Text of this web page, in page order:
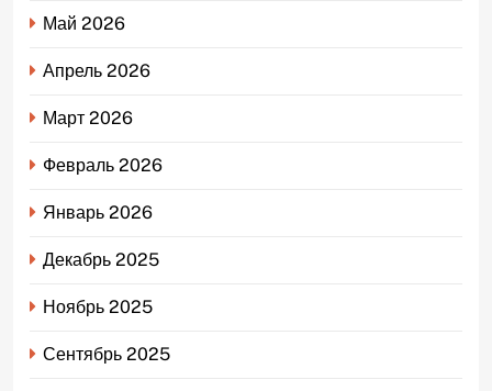
Май 2026
Апрель 2026
Март 2026
Февраль 2026
Январь 2026
Декабрь 2025
Ноябрь 2025
Сентябрь 2025